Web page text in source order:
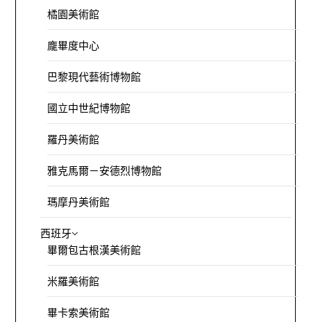
橘園美術館
龐畢度中心
巴黎現代藝術博物館
國立中世紀博物館
羅丹美術館
雅克馬爾－安德烈博物館
瑪摩丹美術館
西班牙
畢爾包古根漢美術館
米羅美術館
畢卡索美術館